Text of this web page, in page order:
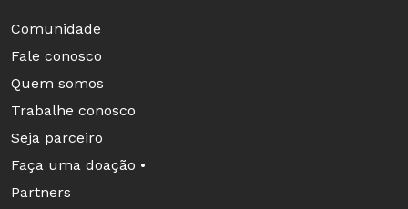
Comunidade
Fale conosco
Quem somos
Trabalhe conosco
Seja parceiro
Faça uma doação •
Partners